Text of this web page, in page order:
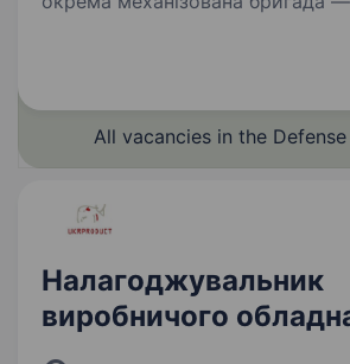
півдні. Обов’язки
All vacancies in the Defense
Налагоджувальник
виробничого